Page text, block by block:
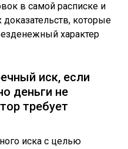
в самой расписке и
которые
характер
иск, если
деньги не
требует
иска с целью